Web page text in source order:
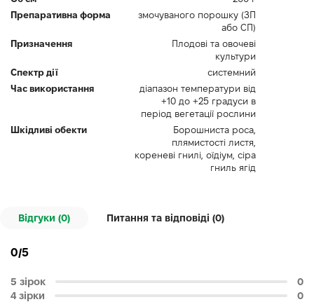
Препаративна форма
змочуваного порошку (ЗП
або СП)
Призначення
Плодові та овочеві
культури
Спектр дії
системний
Час використання
діапазон температури від
+10 до +25 градуси в
період вегетації рослини
Шкідливі обекти
Борошниста роса,
плямистості листя,
кореневі гнилі, оїдіум, сіра
гниль ягід
Відгуки (0) Питання та відповіді (0)
0/5
5 зірок
0
4 зірки
0